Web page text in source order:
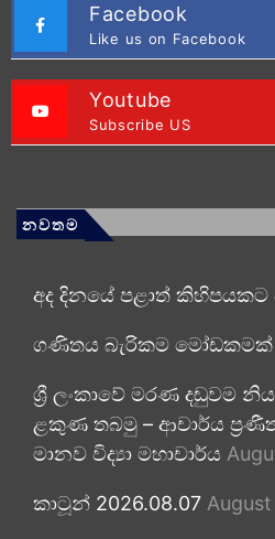
Facebook
Like us on Facebook
Youtube
Subscribe US
නවතම
අද දිනයේ පළාත් කිහිපයකට
ගණිතය බැරිකම මෝඩකමක්
ශ්‍රී ලංකාවේ මරණ දඬුවම
ළකුණ තබමු – ආචාර්ය
මානව විද්‍යා මහාචාර්ය
කාටූන් 2026.08.07